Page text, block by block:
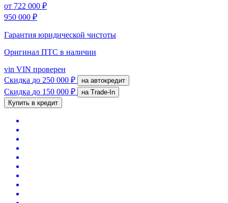
от 722 000 ₽
950 000 ₽
Гарантия юридической чистоты
Оригинал ПТС в наличии
vin VIN проверен
Скидка до 250 000 ₽ на автокредит
Скидка до 150 000 ₽
на Trade-In
Купить в кредит